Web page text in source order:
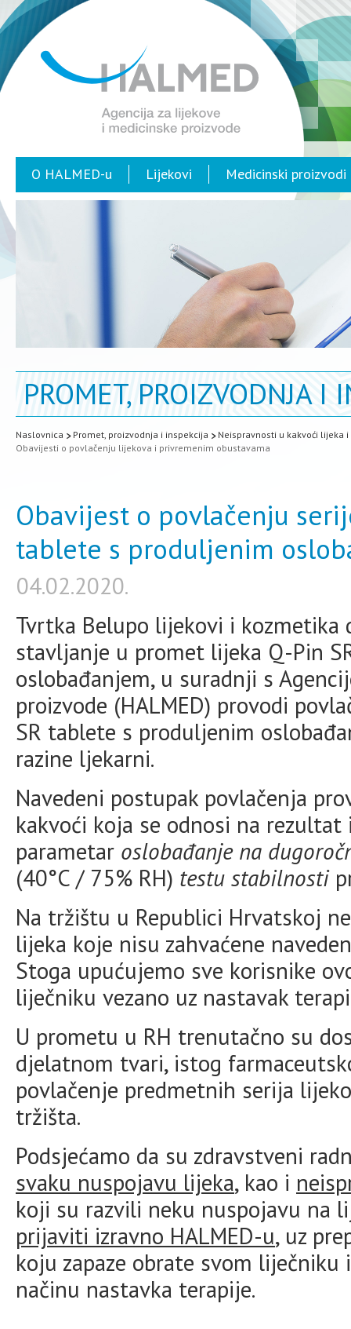
O HALMED-u Lijekovi Medicinski proizvodi
PROMET, PROIZVODNJA I
Naslovnica Promet, proizvodnja i inspekcija
Neispravnosti u kakvoći lijeka
Obavijesti o povlačenju lijekova i privremenim obustavama
Obavijest o povlačenju
tablete s produljenim
04.02.2020.
Tvrtka Belupo lijekovi i kozmetika
stavljanje u promet lijeka Q-Pin
oslobađanjem, u suradnji s
proizvode (HALMED) provodi
SR tablete s produljenim
razine ljekarni.
Navedeni postupak povlačenja
kakvoći koja se odnosi na rezultat
parametar oslobađanje na
(40°C / 75% RH) testu stabilnosti
Na tržištu u Republici Hrvatskoj
lijeka koje nisu zahvaćene
Stoga upućujemo sve korisnike
liječniku vezano uz nastavak
U prometu u RH trenutačno su
djelatnom tvari, istog
povlačenje predmetnih serija
tržišta.
Podsjećamo da su zdravstveni
svaku nuspojavu lijeka, kao i
koji su razvili neku nuspojavu na
prijaviti izravno HALMED-u, uz
koju zapaze obrate svom
načinu nastavka terapije.